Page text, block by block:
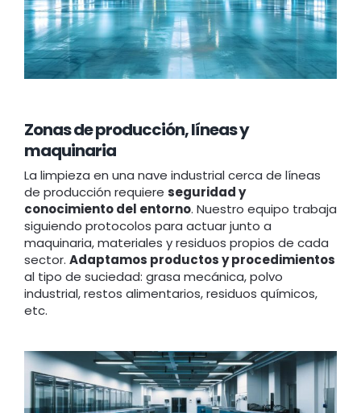
Zonas de producción, líneas y
maquinaria
La limpieza en una nave industrial cerca de líneas
de producción requiere seguridad y
conocimiento del entorno. Nuestro equipo trabaja
siguiendo protocolos para actuar junto a
maquinaria, materiales y residuos propios de cada
sector. Adaptamos productos y procedimientos
al tipo de suciedad: grasa mecánica, polvo
industrial, restos alimentarios, residuos químicos,
etc.